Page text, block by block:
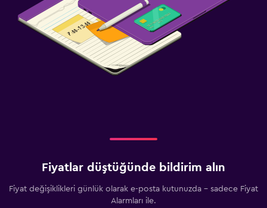
Fiyatlar düştüğünde bildirim alın
Fiyat değişiklikleri günlük olarak e-posta kutunuzda - sadece Fiyat
Alarmları ile.